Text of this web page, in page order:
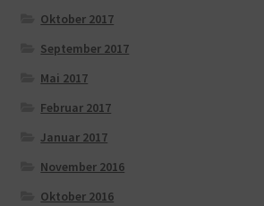
Oktober 2017
September 2017
Mai 2017
Februar 2017
Januar 2017
November 2016
Oktober 2016